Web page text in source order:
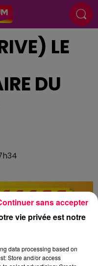
LE
DU
vie privée est notre
data processing based on
Store and/or access
sans accepter